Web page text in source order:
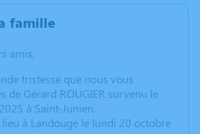
famille
amis,
tristesse que nous vous
de Gérard ROUGIER survenu le
à Saint-Junien.
à Landouge le lundi 20 octobre